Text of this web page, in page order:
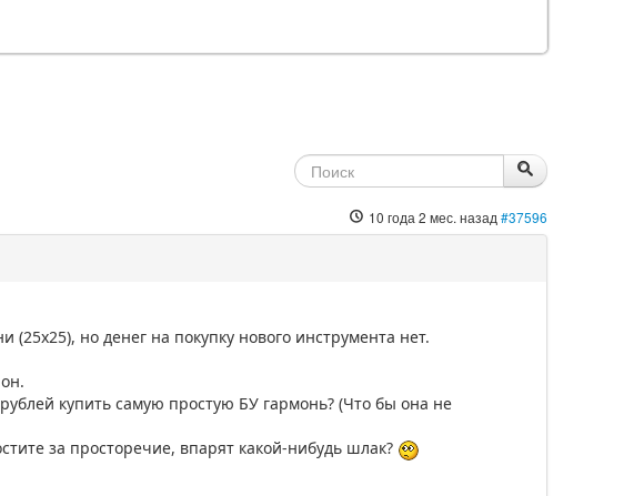
10 года 2 мес. назад #37596
но денег на покупку нового инструмента нет.
купить самую простую БУ гармонь? (Что бы она не
за просторечие, впарят какой-нибудь шлак?